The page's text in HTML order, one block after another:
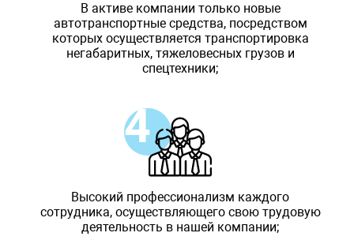
В активе компании только новые
автотранспортные средства, посредством
которых осуществляется транспортировка
негабаритных, тяжеловесных грузов и
спецтехники;
Высокий профессионализм каждого
сотрудника, осуществляющего свою трудовую
деятельность в нашей компании;